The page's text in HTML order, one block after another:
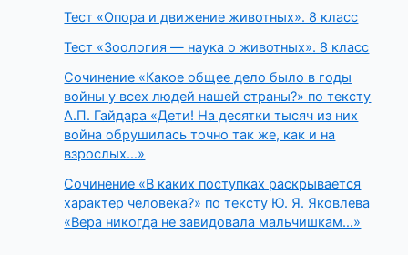
Тест «Опора и движение животных». 8 класс
Тест «Зоология — наука о животных». 8 класс
Сочинение «Какое общее дело было в годы
войны у всех людей нашей страны?» по тексту
А.П. Гайдара «Дети! На десятки тысяч из них
война обрушилась точно так же, как и на
взрослых…»
Сочинение «В каких поступках раскрывается
характер человека?» по тексту Ю. Я. Яковлева
«Вера никогда не завидовала мальчишкам…»